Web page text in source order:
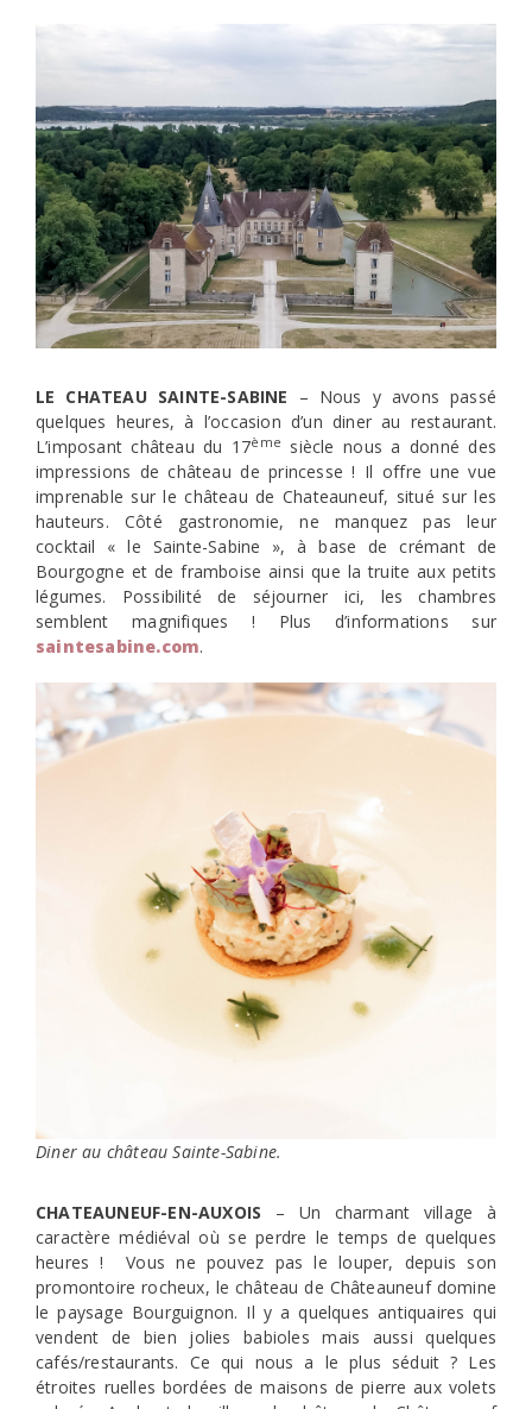
LE CHATEAU SAINTE-SABINE – Nous y avons passé
quelques heures, à l’occasion d’un diner au restaurant.
L’imposant château du 17ème
siècle nous a donné des
impressions de château de princesse ! Il offre une vue
imprenable sur le château de Chateauneuf, situé sur les
hauteurs. Côté gastronomie, ne manquez pas leur
cocktail « le Sainte-Sabine », à base de crémant de
Bourgogne et de framboise ainsi que la truite aux petits
légumes. Possibilité de séjourner ici, les chambres
semblent magnifiques ! Plus d’informations sur
saintesabine.com.
Diner au château Sainte-Sabine.
CHATEAUNEUF-EN-AUXOIS – Un charmant village à
caractère médiéval où se perdre le temps de quelques
heures ! Vous ne pouvez pas le louper, depuis son
promontoire rocheux, le château de Châteauneuf domine
le paysage Bourguignon. Il y a quelques antiquaires qui
vendent de bien jolies babioles mais aussi quelques
cafés/restaurants. Ce qui nous a le plus séduit ? Les
étroites ruelles bordées de maisons de pierre aux volets